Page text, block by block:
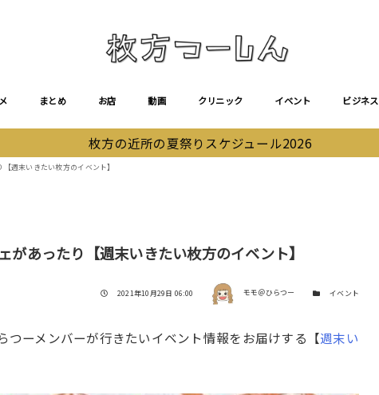
まとめ お店 動画 クリニック イベント ビジネス
枚方の近所の夏祭りスケジュール2026
週末いきたい枚方のイベント】
あったり【週末いきたい枚方のイベント】
投稿日
2021年10月29日 06:00 著者 モモ＠ひらつー カテゴリー
イベント
ーメンバーが行きたいイベント情報をお届けする【週末い